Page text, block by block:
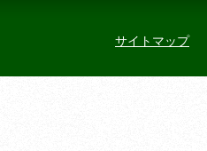
サイトマップ